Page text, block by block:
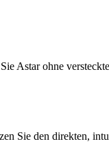
Astar ohne
Sie den direkten,